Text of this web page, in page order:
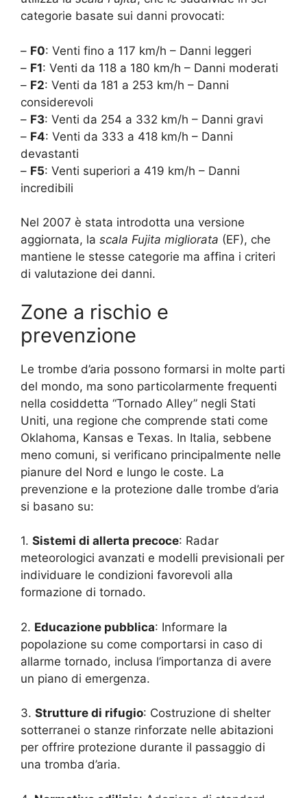
categorie basate sui danni provocati:
– F0: Venti fino a 117 km/h – Danni leggeri
– F1: Venti da 118 a 180 km/h – Danni moderati
– F2: Venti da 181 a 253 km/h – Danni
considerevoli
– F3: Venti da 254 a 332 km/h – Danni gravi
– F4: Venti da 333 a 418 km/h – Danni
devastanti
– F5: Venti superiori a 419 km/h – Danni
incredibili
Nel 2007 è stata introdotta una versione
aggiornata, la scala Fujita migliorata (EF), che
mantiene le stesse categorie ma affina i criteri
di valutazione dei danni.
Zone a rischio e
prevenzione
Le trombe d’aria possono formarsi in molte parti
del mondo, ma sono particolarmente frequenti
nella cosiddetta “Tornado Alley” negli Stati
Uniti, una regione che comprende stati come
Oklahoma, Kansas e Texas. In Italia, sebbene
meno comuni, si verificano principalmente nelle
pianure del Nord e lungo le coste. La
prevenzione e la protezione dalle trombe d’aria
si basano su:
1. Sistemi di allerta precoce: Radar
meteorologici avanzati e modelli previsionali per
individuare le condizioni favorevoli alla
formazione di tornado.
2. Educazione pubblica: Informare la
popolazione su come comportarsi in caso di
allarme tornado, inclusa l’importanza di avere
un piano di emergenza.
3. Strutture di rifugio: Costruzione di shelter
sotterranei o stanze rinforzate nelle abitazioni
per offrire protezione durante il passaggio di
una tromba d’aria.